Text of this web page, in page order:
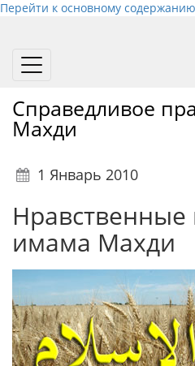
Перейти к основному содержанию
Toggle
Справедливое
Махди
1 Январь 2010
Нравственные
имама Махди